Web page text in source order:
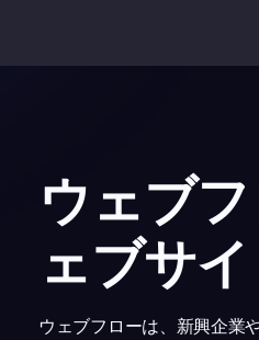
ウェブ
ェブサ
ウェブフローは、新興企業